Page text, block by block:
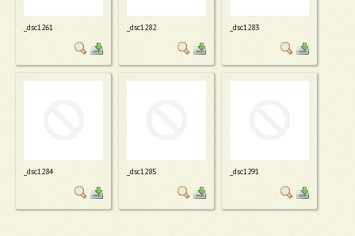
_dsc1261 _dsc1282 _dsc1283
_dsc1284 _dsc1285 _dsc1291